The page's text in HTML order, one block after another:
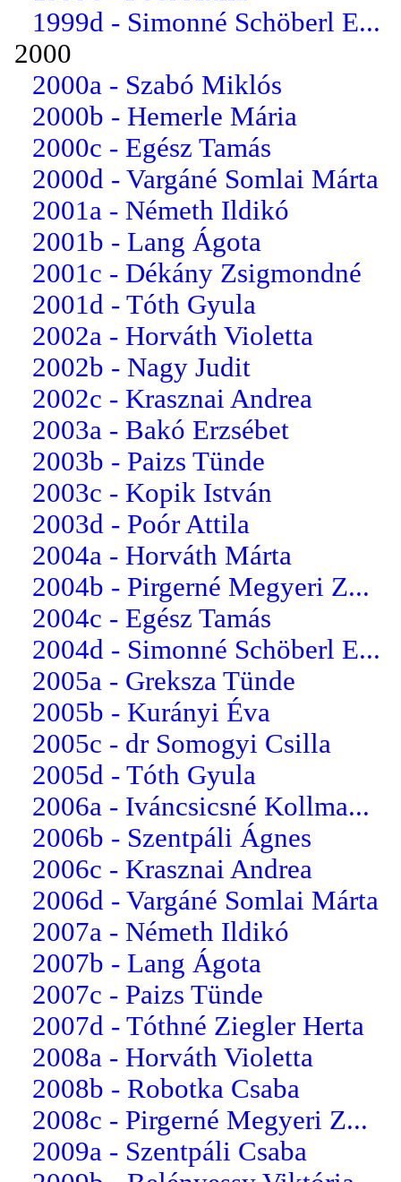
1999d - Simonné Schöberl E...
2000
2000a - Szabó Miklós
2000b - Hemerle Mária
2000c - Egész Tamás
2000d - Vargáné Somlai Márta
2001a - Németh Ildikó
2001b - Lang Ágota
2001c - Dékány Zsigmondné
2001d - Tóth Gyula
2002a - Horváth Violetta
2002b - Nagy Judit
2002c - Krasznai Andrea
2003a - Bakó Erzsébet
2003b - Paizs Tünde
2003c - Kopik István
2003d - Poór Attila
2004a - Horváth Márta
2004b - Pirgerné Megyeri Z...
2004c - Egész Tamás
2004d - Simonné Schöberl E...
2005a - Greksza Tünde
2005b - Kurányi Éva
2005c - dr Somogyi Csilla
2005d - Tóth Gyula
2006a - Iváncsicsné Kollma...
2006b - Szentpáli Ágnes
2006c - Krasznai Andrea
2006d - Vargáné Somlai Márta
2007a - Németh Ildikó
2007b - Lang Ágota
2007c - Paizs Tünde
2007d - Tóthné Ziegler Herta
2008a - Horváth Violetta
2008b - Robotka Csaba
2008c - Pirgerné Megyeri Z...
2009a - Szentpáli Csaba